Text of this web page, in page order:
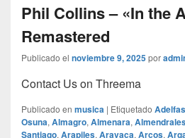
Phil Collins – «In the
Remastered
Publicado el noviembre 9, 2025por
Contact Us on Threema
Publicado en musica | Etiquetado Adelfas
Osuna, Almagro, Almenara,
Santiago, Arapiles, Aravaca, Arcos,